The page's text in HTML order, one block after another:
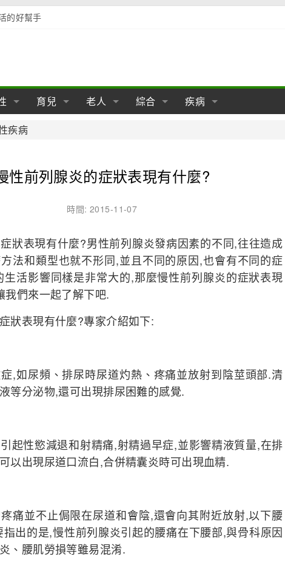
的好幫手
性早泄
性用品 男性疾病
乳房
性飲食
女性生理 女性疾病
育兒
幼兒期
學前期 母嬰用品
老人
老人用品
老人護理
綜合
亞健康
急救自救
疾病
肛腸科
內科
疾病
性前列腺炎的症狀表現有什麼?
時間: 2015-11-07
狀表現有什麼?男性前列腺炎發病因素的不同,往往造成
法和類型也就不形同,並且不同的原因,也會有不同的症
活影響同樣是非常大的,那麼慢性前列腺炎的症狀表現
我們來一起了解下吧.
狀表現有什麼?專家介紹如下:
,如尿頻、排尿時尿道灼熱、疼痛並放射到陰莖頭部.清
等分泌物,還可出現排尿困難的感覺.
起性慾減退和射精痛,射精過早症,並影響精液質量,在排
以出現尿道口流白,合併精囊炎時可出現血精.
痛並不止侷限在尿道和會陰,還會向其附近放射,以下腰
出的是,慢性前列腺炎引起的腰痛在下腰部,與骨科原因
、腰肌勞損等雖易混淆.